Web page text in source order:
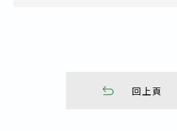
回上頁